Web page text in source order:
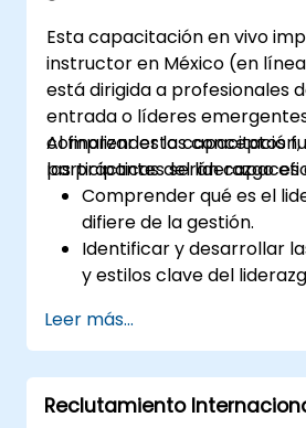
Esta capacitación en vivo
instructor en México (en
está dirigida a profesionales
entrada o líderes
comprender los conceptos
las prácticas del liderazgo
Al finalizar esta capacitación,
participantes serán capaces
Comprender qué es el
difiere de la gestión.
Identificar y desarrollar
y estilos clave del
comunicarlas eficazmente.
Generar confianza e
mediante una
Leer más...
Reclutamiento